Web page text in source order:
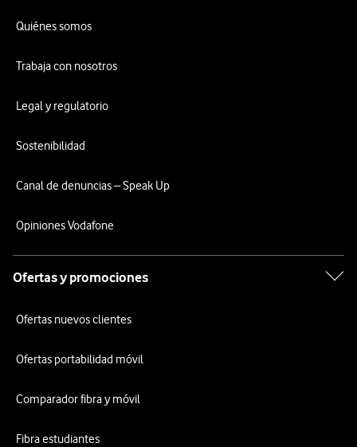
Quiénes somos
Trabaja con nosotros
Legal y regulatorio
Sostenibilidad
Canal de denuncias – Speak Up
Opiniones Vodafone
Ofertas y promociones
Ofertas nuevos clientes
Ofertas portabilidad móvil
Comparador fibra y móvil
Fibra estudiantes